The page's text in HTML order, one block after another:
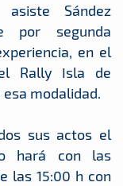
Sández
por segunda
en el
Rally Isla de
modalidad.
sus actos el
hará con las
las 15:00 h con